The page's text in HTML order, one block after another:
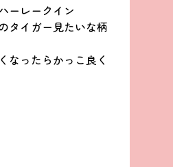
ーレークイン
タイガー見たいな柄
なったらかっこ良く